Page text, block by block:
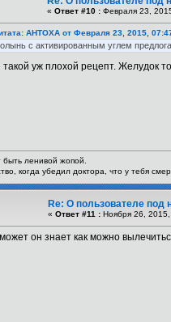
« Ответ #10 : Февраля 23,
AHTOXA от Февраля 23, 2015,
с активированным углем
такой уж плохой рецепт. Желудок
быть ленивой жопой.
когда убедил доктора, что у тебя
Re: О пользователе под
« Ответ #11 : Ноября 26,
он знает как можно